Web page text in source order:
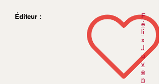
Éditeur :
F
é
li
x
J
u
v
e
n